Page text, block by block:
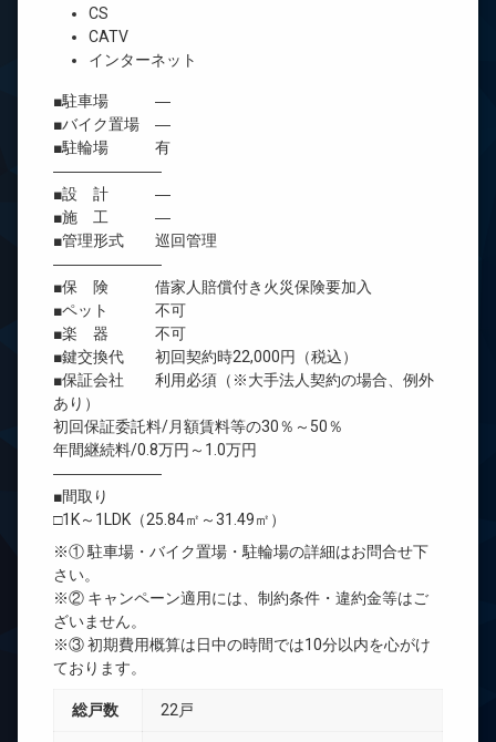
CS
CATV
インターネット
■駐車場 ―
■バイク置場 ―
■駐輪場 有
―――――――
■設 計 ―
■施 工 ―
■管理形式 巡回管理
―――――――
■保 険 借家人賠償付き火災保険要加入
■ペット 不可
■楽 器 不可
■鍵交換代 初回契約時22,000円（税込）
■保証会社 利用必須（※大手法人契約の場合、例外
あり）
初回保証委託料/月額賃料等の30％～50％
年間継続料/0.8万円～1.0万円
―――――――
■間取り
□1K～1LDK（25.84㎡～31.49㎡）
※① 駐車場・バイク置場・駐輪場の詳細はお問合せ下
さい。
※② キャンペーン適用には、制約条件・違約金等はご
ざいません。
※③ 初期費用概算は日中の時間では10分以内を心がけ
ております。
総戸数 22戸